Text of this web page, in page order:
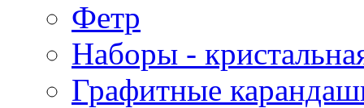
Фетр
Наборы -
Графитные